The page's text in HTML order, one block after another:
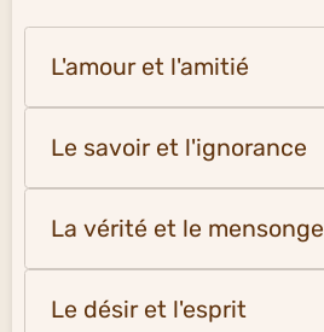
L'amour et l'amitié
Le savoir et l'ignorance
La vérité et le mensonge
Le désir et l'esprit